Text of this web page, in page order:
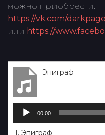
можно приобрести:
https://vk.com/
или https://
Эпиграф
Аудиоплеер
00:00
1. Эпиграф